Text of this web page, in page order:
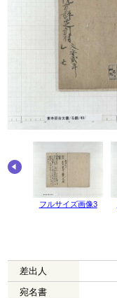
フルサイズ画像3
差出人
宛名書